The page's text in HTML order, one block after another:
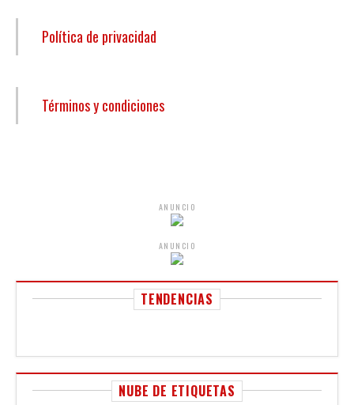
Política de privacidad
Términos y condiciones
ANUNCIO
ANUNCIO
TENDENCIAS
NUBE DE ETIQUETAS